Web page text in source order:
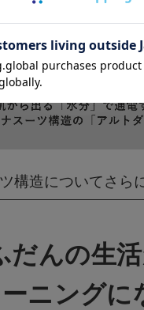
構造についてさら
ら出る熱を輻射（ふく
電する仕組みのため
られます。
だんの生
ーニングに